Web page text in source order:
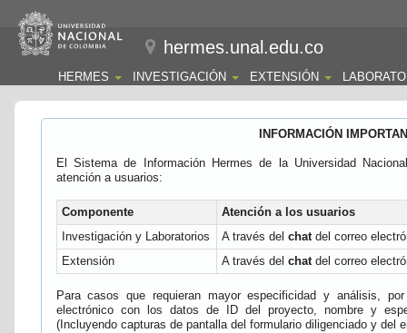
hermes.unal.edu.co
HERMES INVESTIGACIÓN EXTENSIÓN
INFORMACIÓN
El Sistema de Información Hermes de la Universidad
atención a usuarios:
Componente
Atención a los usuarios
Investigación y Laboratorios
A través del chatdel correo
Extensión
A través del chatdel correo
Para casos que requieran mayor especificidad y análisis,
electrónico con los datos de ID del proyecto, nombre y
(Incluyendo capturas de pantalla del formulario diligenciado y del